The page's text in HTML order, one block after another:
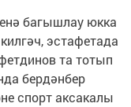
багышлау юкка
эстафетада
та тотып
бердәнбер
спорт аксакалы